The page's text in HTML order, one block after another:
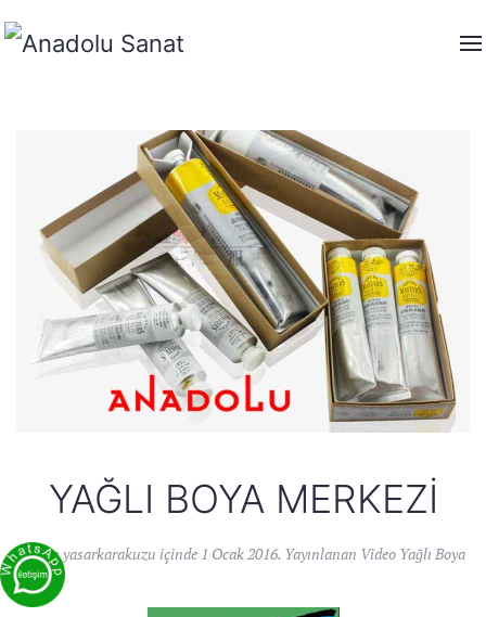
YAĞLI BOYA MERKEZI
Yazanyasarkarakuzu içinde 1 Ocak 2016. Yayınlanan Video Yağlı Boya